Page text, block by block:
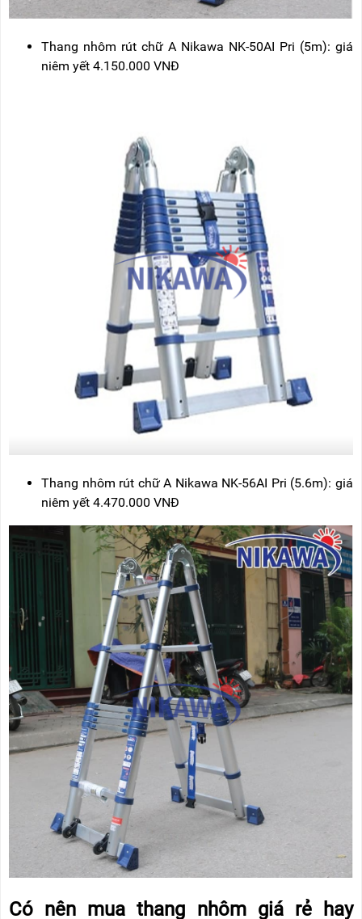
Thang nhôm rút chữ A Nikawa NK-50AI Pri (5m): giá
niêm yết 4.150.000 VNĐ
Thang nhôm rút chữ A Nikawa NK-56AI Pri (5.6m): giá
niêm yết 4.470.000 VNĐ
Có nên mua thang nhôm giá rẻ hay